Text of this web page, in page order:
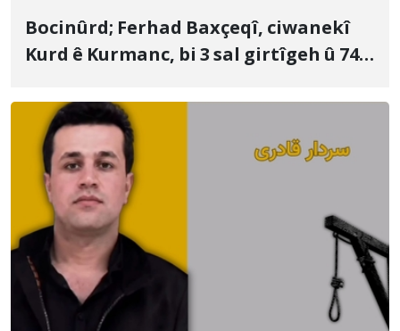
Bocinûrd; Ferhad Baxçeqî, ciwanekî
Kurd ê Kurmanc, bi 3 sal girtîgeh û 74